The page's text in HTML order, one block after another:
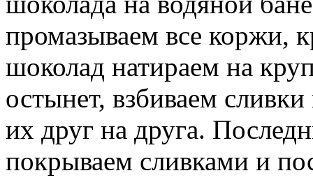
промазываем все коржи,
шоколад натираем на
остынет, взбиваем
их друг на друга.
покрываем сливками и